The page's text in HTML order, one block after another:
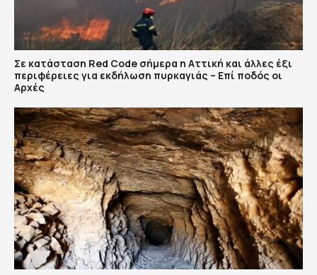
Σε κατάσταση Red Code σήμερα η Αττική και άλλες έξι
περιφέρειες για εκδήλωση πυρκαγιάς – Επί ποδός οι
Αρχές